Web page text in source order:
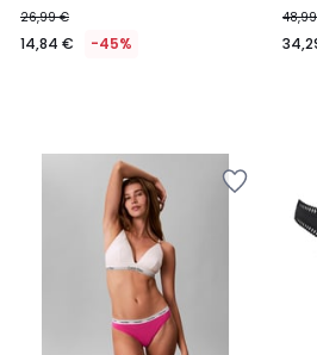
26,99 €
14,84 € -45%